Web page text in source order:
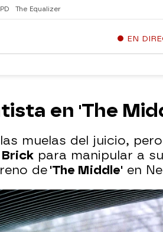
The Equalizer
EN
en 'The
muelas del juicio,
Brick para manipular a
de 'The Middle' en